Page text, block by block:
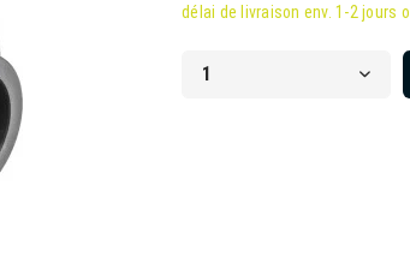
délai de livraison env. 1-2 jours